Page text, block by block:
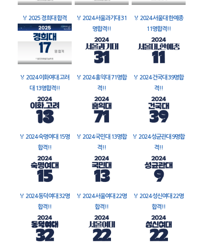
🏅 2025 경희대 합격 🏅 2024 서울과기대 31
명합격!!
🏅 2024 서울대 한예종
11명합격!!
🏅 2024 이화여대 고려
대 13명합격!!
🏅 2024 홍익대 71명합
격!!
🏅 2024 건국대 39명합
격!!
🏅 2024 숙명여대 15명
합격!!
🏅 2024 국민대 13명합
격!!
🏅 2024 성균관대 9명합
격!!
🏅 2024 동덕여대 32명
합격!!
🏅 2024 서울여대 22명
합격!!
🏅 2024 성신여대 22명
합격!!